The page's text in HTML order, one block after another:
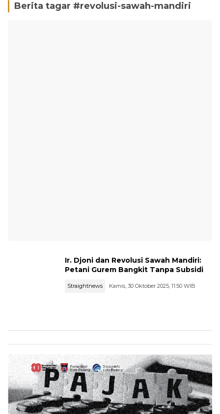
Berita tagar #revolusi-sawah-mandiri
Ir. Djoni dan Revolusi Sawah Mandiri:
Petani Gurem Bangkit Tanpa Subsidi
Straightnews Kamis, 30 Oktober 2025, 11:50 WIB